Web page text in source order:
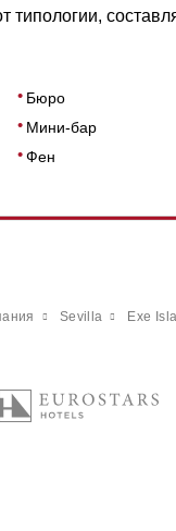
типологии,
Бюро
Мини-бар
Фен
Sevilla Exe